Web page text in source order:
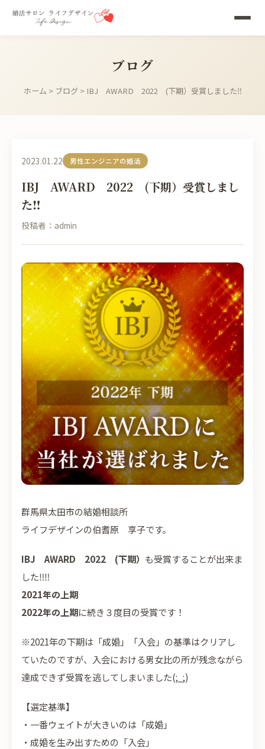
ブログ
ホーム > ブログ> IBJ AWARD 2022 (下期）受賞しました‼
2023.01.22 男性エンジニアの婚活
IBJ AWARD 2022 (下期）受賞しまし
た‼
投稿者：admin
群馬県太田市の結婚相談所
ライフデザインの伯耆原 享子です。
IBJ AWARD 2022 (下期） も受賞することが出来ま
した‼‼
2021年の上期
2022年の上期に続き３度目の受賞です！
※2021年の下期は「成婚」「入会」の基準はクリアし
ていたのですが、入会における男女比の所が残念ながら
達成できず受賞を逃してしまいました(;_;)
【選定基準】
・一番ウェイトが大きいのは「成婚」
・成婚を生み出すための「入会」